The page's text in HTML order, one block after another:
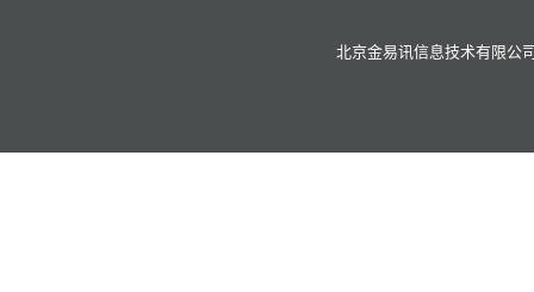
北京金易讯信息技术有限公